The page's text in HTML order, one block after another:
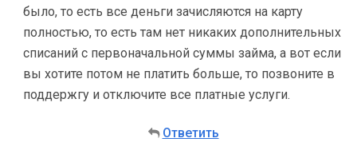
было, то есть все деньги зачисляются на карту
полностью, то есть там нет никаких дополнительных
списаний с первоначальной суммы займа, а вот если
вы хотите потом не платить больше, то позвоните в
поддержгу и отключите все платные услуги.
Ответить